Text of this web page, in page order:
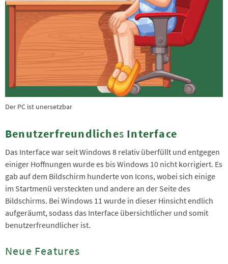
Der PC ist unersetzbar
Benutzerfreundliches Interface
Das Interface war seit Windows 8 relativ überfüllt und entgegen
einiger Hoffnungen wurde es bis Windows 10 nicht korrigiert. Es
gab auf dem Bildschirm hunderte von Icons, wobei sich einige
im Startmenü versteckten und andere an der Seite des
Bildschirms. Bei Windows 11 wurde in dieser Hinsicht endlich
aufgeräumt, sodass das Interface übersichtlicher und somit
benutzerfreundlicher ist.
Neue Features